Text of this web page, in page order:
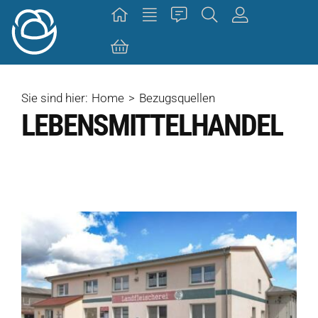
Skip
content
Sie sind hier: Home Bezugsquellen
LEBENSMITTELHANDEL